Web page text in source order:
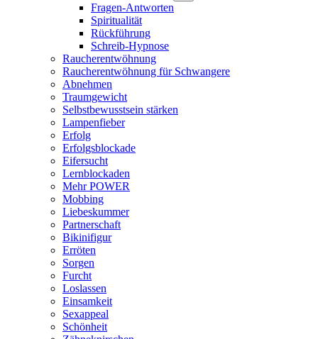
Fragen-Antworten
Spiritualität
Rückführung
Schreib-Hypnose
Raucherentwöhnung
Raucherentwöhnung für Schwangere
Abnehmen
Traumgewicht
Selbstbewusstsein stärken
Lampenfieber
Erfolg
Erfolgsblockade
Eifersucht
Lernblockaden
Mehr POWER
Mobbing
Liebeskummer
Partnerschaft
Bikinifigur
Erröten
Sorgen
Furcht
Loslassen
Einsamkeit
Sexappeal
Schönheit